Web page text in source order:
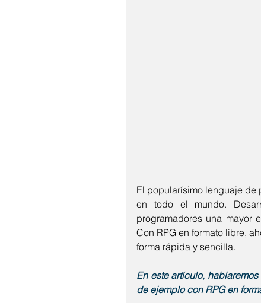
El popularísimo lenguaje de
en todo el mundo.
programadores una mayor
Con RPG en formato libre,
forma rápida y sencilla.
En este artículo,
de ejemplo con RPG en